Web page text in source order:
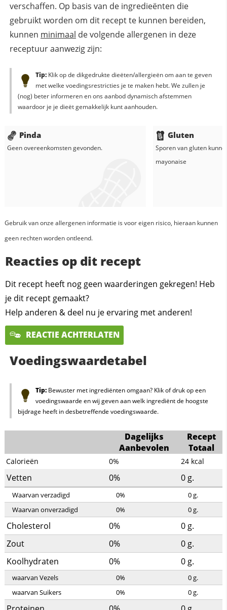
verschaffen. Op basis van de ingredieënten die
gebruikt worden om dit recept te kunnen bereiden,
kunnen minimaal de volgende allergenen in deze
receptuur aanwezig zijn:
Tip:Klik op de dikgedrukte dieëten/allergieën om aan te geven
met welke voedingsrestricties je te maken hebt. We zullen je
(nog) beter informeren en ons aanbod dynamisch afstemmen
waardoor je je dieët gemakkelijk kunt aanhouden.
Pinda
Geen overeenkomsten gevonden.
Gluten
Sporen van gluten
mayonaise
Gebruik van onze allergenen informatie is voor eigen risico, hieraan kunnen
geen rechten worden ontleend.
Reacties op dit recept
Dit recept heeft nog geen waarderingen gekregen! Heb
je dit recept gemaakt?
Help anderen & deel nu je ervaring met anderen!
REACTIE ACHTERLATEN
Voedingswaardetabel
Tip:Bewuster met ingrediënten omgaan? Klik of druk op een
voedingswaarde en wij geven aan welk ingrediënt de hoogste
bijdrage heeft in desbetreffende voedingswaarde.
Dagelijks
Aanbevolen
Recept
Totaal
Calorieën 0% 24 kcal
Vetten 0% 0 g.
Waarvan verzadigd 0% 0g.
Waarvan onverzadigd
0% 0g.
Cholesterol 0% 0 g.
Zout
0% 0 g.
Koolhydraten
0% 0 g.
waarvan Vezels 0% 0g.
waarvan Suikers
0% 0g.